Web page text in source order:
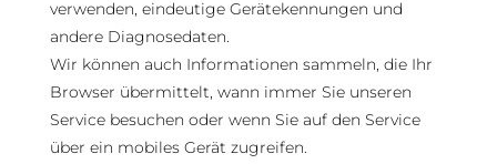
verwenden, eindeutige Gerätekennungen und
andere Diagnosedaten.
Wir können auch Informationen sammeln, die Ihr
Browser übermittelt, wann immer Sie unseren
Service besuchen oder wenn Sie auf den Service
über ein mobiles Gerät zugreifen.